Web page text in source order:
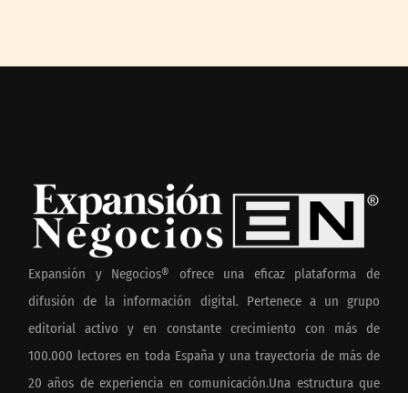
Expansión y Negocios® ofrece una eficaz plataforma de
difusión de la información digital. Pertenece a un grupo
editorial activo y en constante crecimiento con más de
100.000 lectores en toda España y una trayectoria de más de
20 años de experiencia en comunicación.Una estructura que